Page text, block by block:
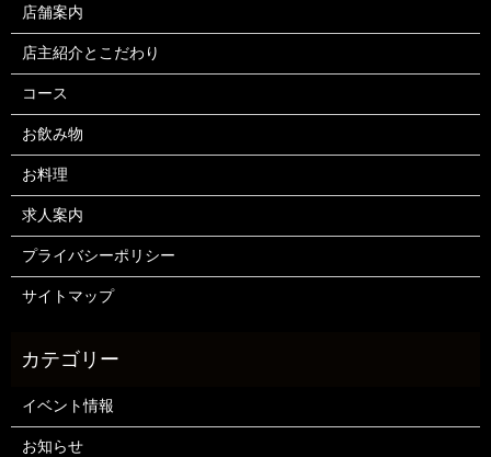
店舗案内
店主紹介とこだわり
コース
お飲み物
お料理
求人案内
プライバシーポリシー
サイトマップ
イベント情報
お知らせ